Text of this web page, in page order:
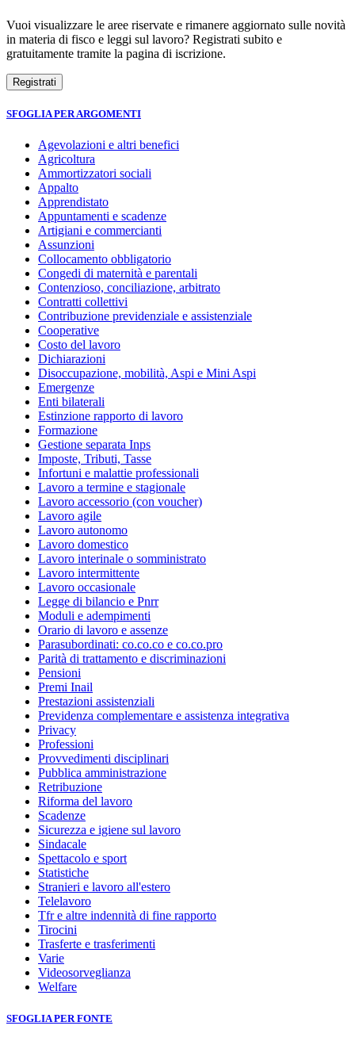
Vuoi visualizzare le aree riservate e rimanere aggiornato sulle novità
in materia di fisco e leggi sul lavoro? Registrati subito e
gratuitamente tramite la pagina di iscrizione.
SFOGLIA PER ARGOMENTI
Agevolazioni e altri benefici
Agricoltura
Ammortizzatori sociali
Appalto
Apprendistato
Appuntamenti e scadenze
Artigiani e commercianti
Assunzioni
Collocamento obbligatorio
Congedi di maternità e parentali
Contenzioso, conciliazione, arbitrato
Contratti collettivi
Contribuzione previdenziale e assistenziale
Cooperative
Costo del lavoro
Dichiarazioni
Disoccupazione, mobilità, Aspi e Mini Aspi
Emergenze
Enti bilaterali
Estinzione rapporto di lavoro
Formazione
Gestione separata Inps
Imposte, Tributi, Tasse
Infortuni e malattie professionali
Lavoro a termine e stagionale
Lavoro accessorio (con voucher)
Lavoro agile
Lavoro autonomo
Lavoro domestico
Lavoro interinale o somministrato
Lavoro intermittente
Lavoro occasionale
Legge di bilancio e Pnrr
Moduli e adempimenti
Orario di lavoro e assenze
Parasubordinati: co.co.co e co.co.pro
Parità di trattamento e discriminazioni
Pensioni
Premi Inail
Prestazioni assistenziali
Previdenza complementare e assistenza integrativa
Privacy
Professioni
Provvedimenti disciplinari
Pubblica amministrazione
Retribuzione
Riforma del lavoro
Scadenze
Sicurezza e igiene sul lavoro
Sindacale
Spettacolo e sport
Statistiche
Stranieri e lavoro all'estero
Telelavoro
Tfr e altre indennità di fine rapporto
Tirocini
Trasferte e trasferimenti
Varie
Videosorveglianza
Welfare
SFOGLIA PER FONTE